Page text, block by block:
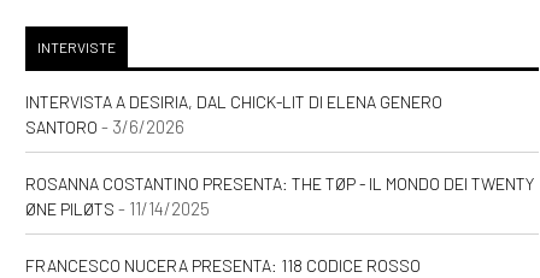
INTERVISTE
INTERVISTA A DESIRIA, DAL CHICK-LIT DI ELENA GENERO
SANTORO - 3/6/2026
ROSANNA COSTANTINO PRESENTA: THE TØP - IL MONDO DEI TWENTY
ØNE PILØTS - 11/14/2025
FRANCESCO NUCERA PRESENTA: 118 CODICE ROSSO